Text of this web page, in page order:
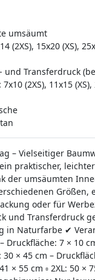
umsäumt
(2XS), 15x20 (XS),
und Transferdruck
(2XS), 11x15
– Vielseitiger
ein praktischer,
der umsäumten
oder für
und Transferdruck
in Naturfarbe ✔
Druckfläche: 7 × 10
× 45 cm –
× 55 cm ▫ 2XL: 50 ×